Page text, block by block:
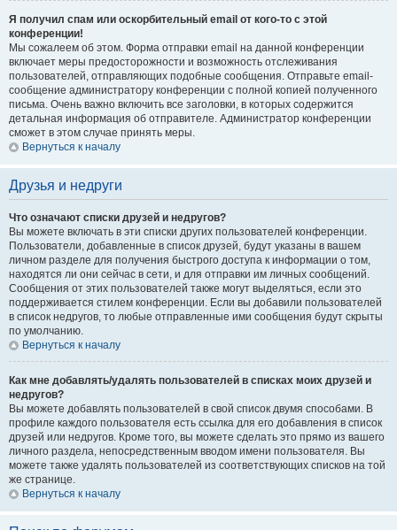
Я получил спам или оскорбительный email от кого-то с этой
конференции!
Мы сожалеем об этом. Форма отправки email на данной конференции
включает меры предосторожности и возможность отслеживания
пользователей, отправляющих подобные сообщения. Отправьте email-
сообщение администратору конференции с полной копией полученного
письма. Очень важно включить все заголовки, в которых содержится
детальная информация об отправителе. Администратор конференции
сможет в этом случае принять меры.
Вернуться к началу
Друзья и недруги
Что означают списки друзей и недругов?
Вы можете включать в эти списки других пользователей конференции.
Пользователи, добавленные в список друзей, будут указаны в вашем
личном разделе для получения быстрого доступа к информации о том,
находятся ли они сейчас в сети, и для отправки им личных сообщений.
Сообщения от этих пользователей также могут выделяться, если это
поддерживается стилем конференции. Если вы добавили пользователей
в список недругов, то любые отправленные ими сообщения будут скрыты
по умолчанию.
Вернуться к началу
Как мне добавлять/удалять пользователей в списках моих друзей и
недругов?
Вы можете добавлять пользователей в свой список двумя способами. В
профиле каждого пользователя есть ссылка для его добавления в список
друзей или недругов. Кроме того, вы можете сделать это прямо из вашего
личного раздела, непосредственным вводом имени пользователя. Вы
можете также удалять пользователей из соответствующих списков на той
же странице.
Вернуться к началу